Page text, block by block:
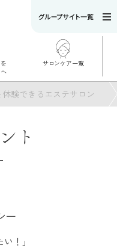
サロンケア一覧
ュー
施術別で探す
お悩み別で探す
体験できるエステサロン
ト
ー
！」